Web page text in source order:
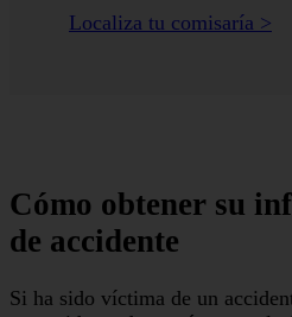
Localiza tu comisaría ˃
Cómo obtener su
de accidente
Si ha sido víctima de un